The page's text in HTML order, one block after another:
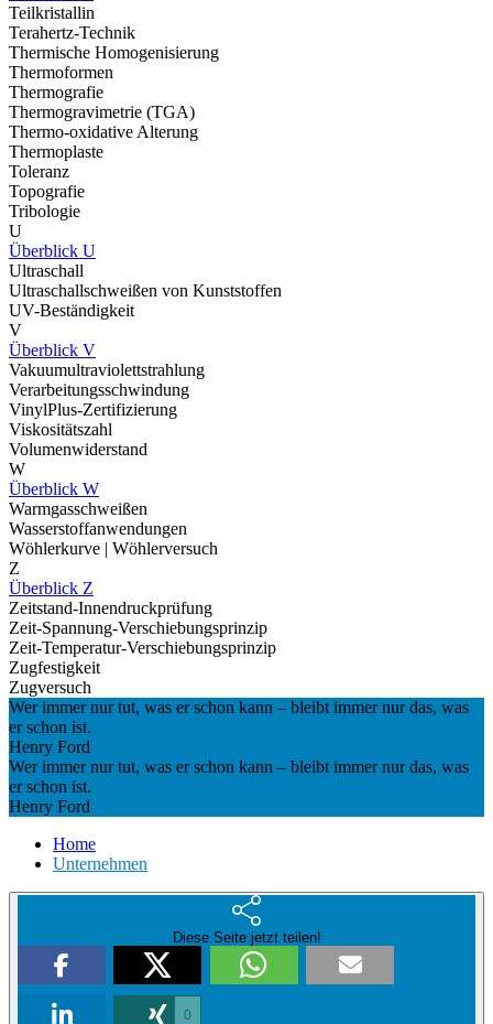
Teilkristallin
Terahertz-Technik
Thermische Homogenisierung
Thermoformen
Thermografie
Thermogravimetrie (TGA)
Thermo-oxidative Alterung
Thermoplaste
Toleranz
Topografie
Tribologie
U
Überblick U
Ultraschall
Ultraschallschweißen von Kunststoffen
UV-Beständigkeit
V
Überblick V
Vakuumultraviolettstrahlung
Verarbeitungsschwindung
VinylPlus-Zertifizierung
Viskositätszahl
Volumenwiderstand
W
Überblick W
Warmgasschweißen
Wasserstoffanwendungen
Wöhlerkurve | Wöhlerversuch
Z
Überblick Z
Zeitstand-Innendruckprüfung
Zeit-Spannung-Verschiebungsprinzip
Zeit-Temperatur-Verschiebungsprinzip
Zugfestigkeit
Zugversuch
Wer immer nur tut, was er schon kann – bleibt immer nur das, was
er schon ist.
Henry Ford
Wer immer nur tut, was er schon kann – bleibt immer nur das, was
er schon ist.
Henry Ford
Home
Unternehmen
Diese Seite jetzt teilen!
0